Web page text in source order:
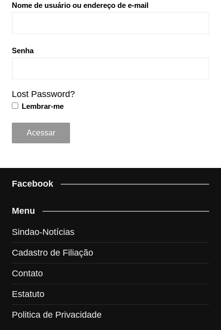
Nome de usuário ou endereço de e-mail
Senha
Lost Password?
Lembrar-me
Facebook
Menu
Sindao-Notícias
Cadastro de Filiação
Contato
Estatuto
Politica de Privacidade